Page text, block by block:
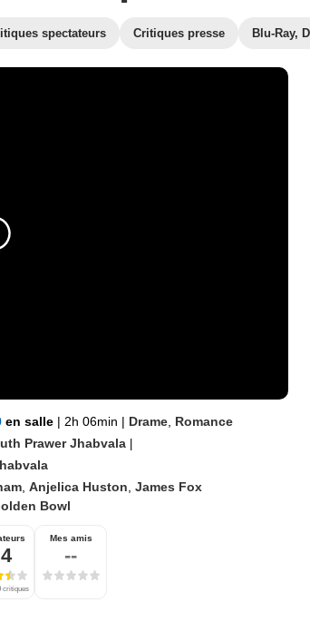
spectateurs Critiques presse Blu-Ray,
en salle | 2h 06min | Drame Romance
Prawer Jhabvala |
Anjelica Huston James Fox
Bowl
critiques
Mes amis
--